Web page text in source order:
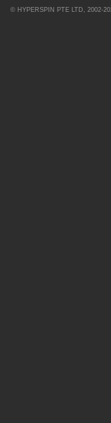
© HYPERSPIN PTE LTD , 2002-